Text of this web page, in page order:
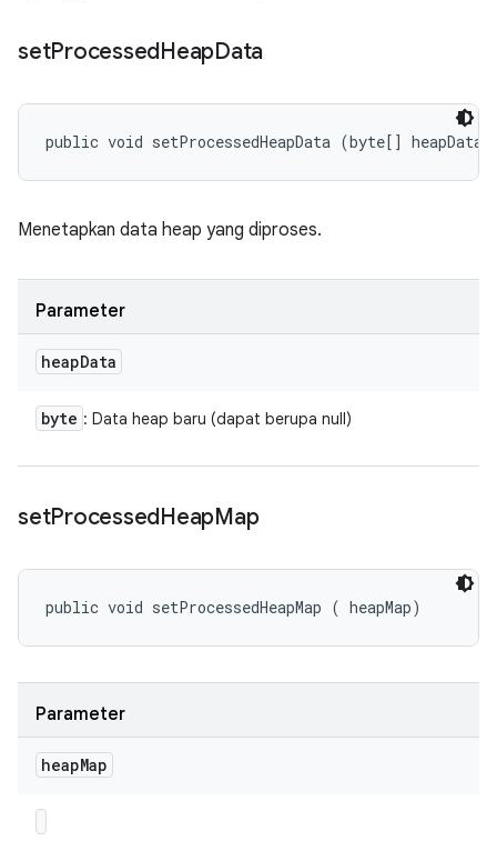
setProcessedHeapData
public void setProcessedHeapData (byte[] heapData)
Menetapkan data heap yang diproses.
Parameter
heapData
byte : Data heap baru (dapat berupa null)
setProcessedHeapMap
public void setProcessedHeapMap ( heapMap)
Parameter
heapMap